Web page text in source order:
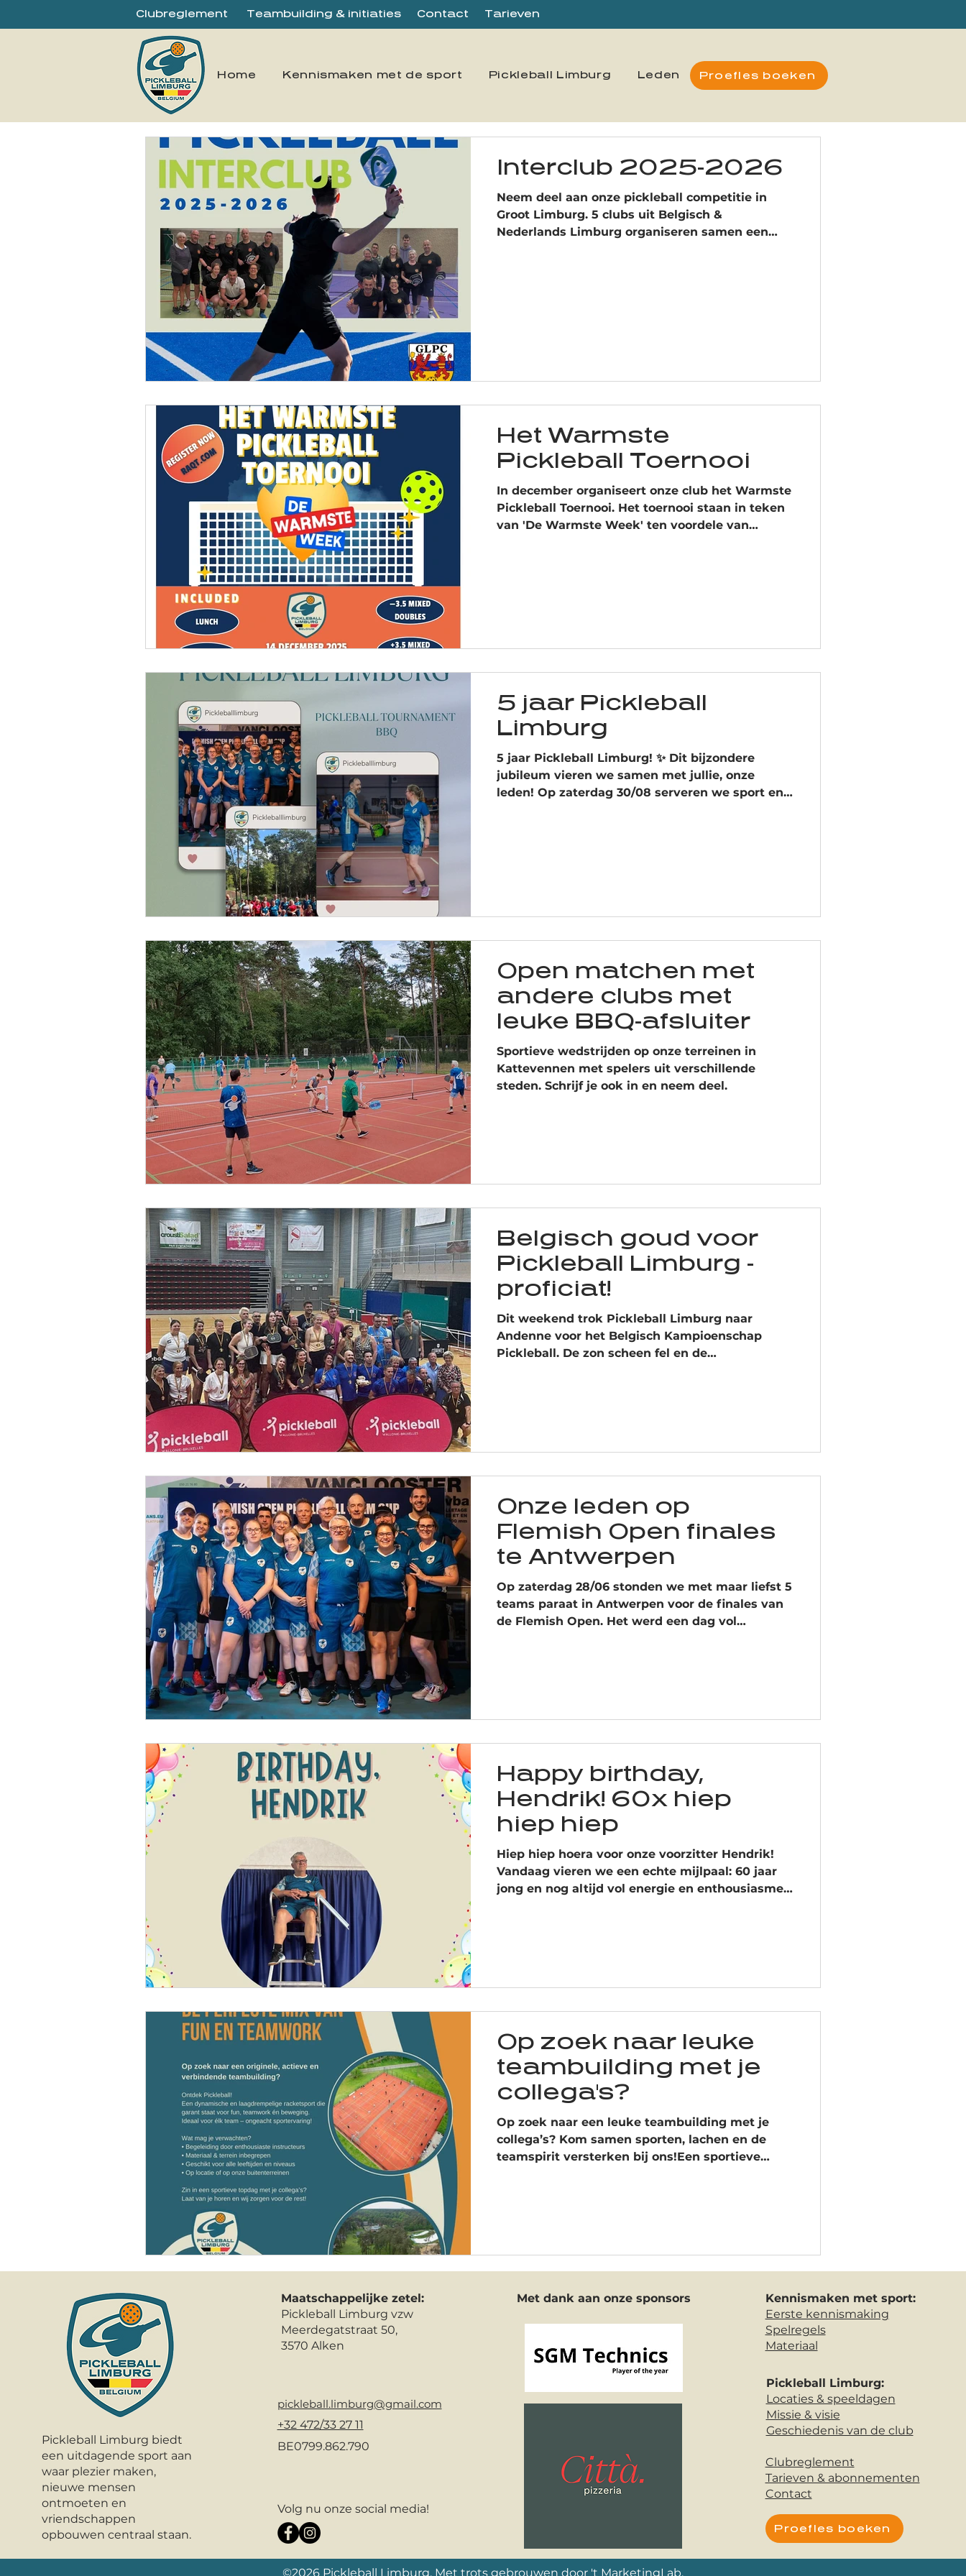
Clubreglement Teambuilding & initiaties Contact Tarieven
Home Kennismaken met de sport Pickleball Limburg Leden Proefles boeken
Interclub 2025-2026
Neem deel aan onze pickleball competitie in
Groot Limburg. 5 clubs uit Belgisch &
Nederlands Limburg organiseren samen een
Het Warmste
Pickleball Toernooi
In december organiseert onze club het Warmste
Pickleball Toernooi. Het toernooi staan in teken
van 'De Warmste Week' ten voordele van
5 jaar Pickleball
Limburg
5 jaar Pickleball Limburg! ✨ Dit bijzondere
jubileum vieren we samen met jullie, onze
leden! Op zaterdag 30/08 serveren we sport en
Open matchen met
andere clubs met
leuke BBQ-afsluiter
Sportieve wedstrijden op onze terreinen in
Kattevennen met spelers uit verschillende
steden. Schrijf je ook in en neem deel.
Belgisch goud voor
Pickleball Limburg -
proficiat!
Dit weekend trok Pickleball Limburg naar
Andenne voor het Belgisch Kampioenschap
Pickleball. De zon scheen fel en de
GOUD! Ellen en Hilde pakten Goud in de 3.5-
reeks! Een schitterende prestatie waar we super
Onze leden op
Flemish Open finales
te Antwerpen
Op zaterdag 28/06 stonden we met maar liefst 5
teams paraat in Antwerpen voor de finales van
de Flemish Open. Het werd een dag vol
inzet, enthousiasme en de geweldige sfeer
kunnen we terugkijken op een fantastische dag.
Happy birthday,
Hendrik! 60x hiep
hiep hiep
Hiep hiep hoera voor onze voorzitter Hendrik!
Vandaag vieren we een echte mijlpaal: 60 jaar
jong en nog altijd vol energie en enthousiasme!
bent een echte ambassadeur die Pickleball
Limburg mee op de kaart zet en nieuwe mensen
Op zoek naar leuke
teambuilding met je
collega's?
Op zoek naar een leuke teambuilding met je
collega’s? Kom samen sporten, lachen en de
teamspirit versterken bij ons!Een sportieve
Pickleball Limburg biedt
een uitdagende sport aan
waar plezier maken,
nieuwe mensen
ontmoeten en
vriendschappen
opbouwen centraal staan.
Maatschappelijke zetel:
Pickleball Limburg vzw
Meerdegatstraat 50,
3570 Alken
pickleball.limburg@gmail.com
+32 472/33 27 11
BE0799.862.790
Volg nu onze social media!
Met dank aan onze sponsors
Kennismaken met sport:
Eerste kennismaking
Spelregels
Materiaal
Pickleball Limburg:
Locaties & speeldagen
Missie & visie
Geschiedenis van de club
Clubreglement
Tarieven & abonnementen
Contact
Proefles boeken
©2026 Pickleball Limburg. Met trots gebrouwen door 't MarketingLab.